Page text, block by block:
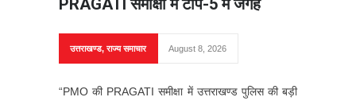
PRAGATI समीक्षा में टॉप-5 में जगह
उत्तराखण्ड,राज्य समाचार August 8, 2026
“PMO की PRAGATI समीक्षा में उत्तराखण्ड पुलिस की बड़ी